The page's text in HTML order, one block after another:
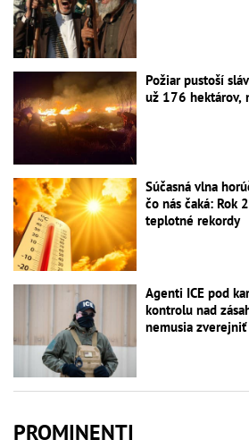
Požiar pustoší
už 176 hektárov,
Súčasná vlna
čo nás čaká: Rok
teplotné rekordy
Agenti ICE pod
kontrolu nad
nemusia zverejniť
PROMINENTI